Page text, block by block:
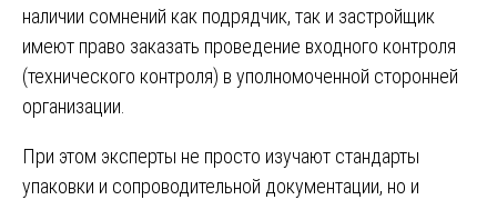
наличии сомнений как подрядчик, так и застройщик
имеют право заказать проведение входного контроля
(технического контроля) в уполномоченной сторонней
организации.
При этом эксперты не просто изучают стандарты
упаковки и сопроводительной документации, но и